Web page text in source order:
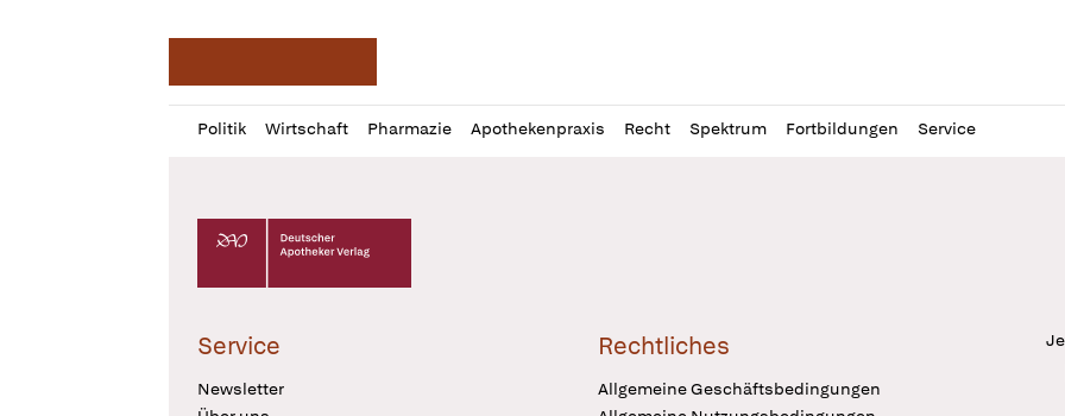
Politik Wirtschaft Pharmazie Apothekenpraxis Recht Spektrum Fortbildungen Service
Profil
öffnen
Daz
Pur
Deutscher Apotheker Verlag Logo
Service
Newsletter
Rechtliches
Allgemeine Geschäftsbedingungen